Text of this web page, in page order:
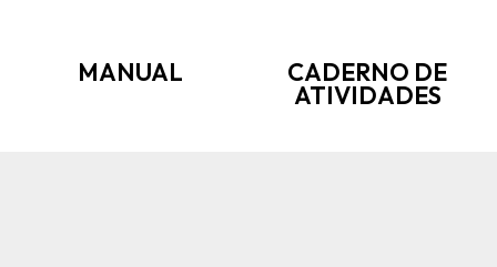
MANUAL CADERNO DE
ATIVIDADES